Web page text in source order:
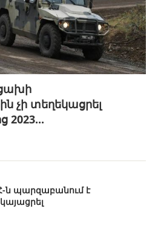
չի տեղեկացրել
2023...
ն պարզաբանում է